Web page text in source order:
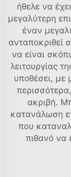
ήθελε να
μεγαλύτερη
έναν
ανταποκριθεί
να είναι
λειτουργίας
υποθέσει, με
ακριβή.
κατανάλωση
που
πιθανό να